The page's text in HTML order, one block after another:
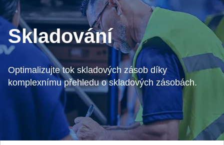
Skladování
Optimalizujte tok skladových zásob díky
komplexnímu přehledu o skladových zásobách.